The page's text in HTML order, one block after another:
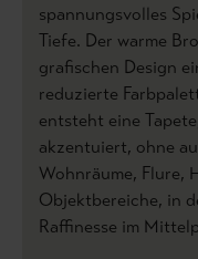
spannungsvolles
Tiefe. Der warme
grafischen Design
reduzierte
entsteht eine
akzentuiert, ohne
Wohnräume, Flure,
Objektbereiche, in
Raffinesse im